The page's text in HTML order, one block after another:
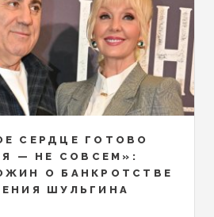
СЕРДЦЕ ГОТОВО
— НЕ СОВСЕМ»:
О БАНКРОТСТВЕ
ШУЛЬГИНА